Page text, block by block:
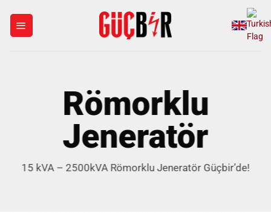
Römorklu
Jeneratör
15 kVA – 2500kVA Römorklu Jeneratör Güçbir’de!